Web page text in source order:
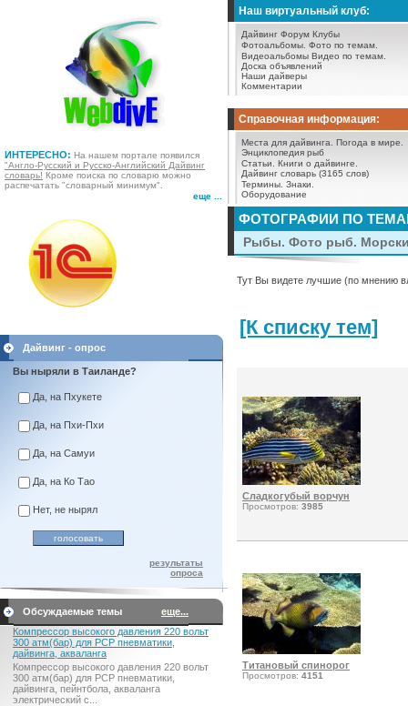
ИНТЕРЕСНО: На нашем портале появился
"Англо-Русский и Русско-Английский Дайвинг
словарь! Кроме поиска по словарю можно
распечатать "словарный минимум".
еще ...
Наш виртуальный клуб:
Дайвинг Форум Клубы
Фотоальбомы. Фото по темам.
Видеоальбомы Видео по темам.
Доска объявлений
Наши дайверы
Комментарии
Справочная информация:
Места для дайвинга.
Погода в мире.
Энциклопедия рыб
Статьи.
Книги о дайвинге.
Дайвинг словарь (3165 слов)
Термины. Знаки.
Оборудование
Дайвинг - опрос
Вы ныряли в Таиланде?
Да, на Пхукете
Да, на Пхи-Пхи
Да, на Самуи
Да, на Ко Тао
Нет, не нырял
результаты
опроса
Обсуждаемые темы
еще...
Компрессор высокого давления 220 вольт
300 атм(бар) для PCP пневматики,
дайвинга, акваланга
Компрессор высокого давления 220 вольт
300 атм(бар) для PCP пневматики,
дайвинга, пейнтбола, акваланга
электрический c...
ФОТОГРАФИИ ПО
Рыбы. Фото рыб.
Тут Вы видете лучшие (по мнению
[К списку тем]
Сладкогубый ворчун
Просмотров: 3985
Титановый спинорог
Просмотров: 4151